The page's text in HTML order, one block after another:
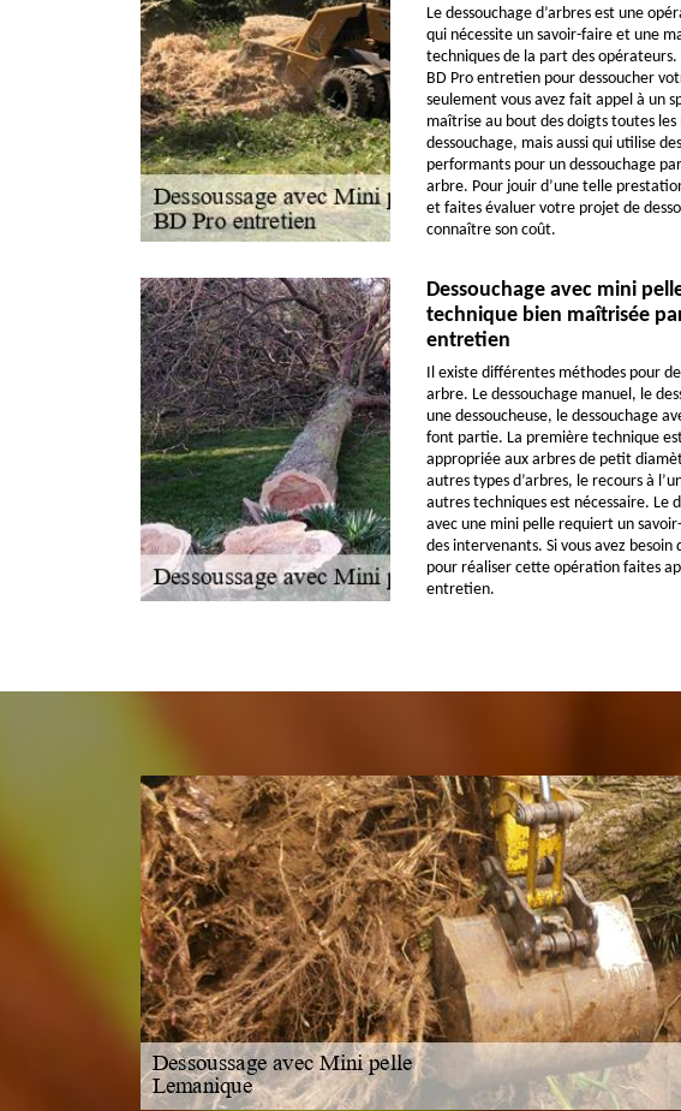
Le dessouchage d’arbres est une
qui nécessite un savoir-faire et une
techniques de la part des opérateurs.
BD Pro entretien pour dessoucher
seulement vous avez fait appel à un
maîtrise au bout des doigts toutes les
dessouchage, mais aussi qui utilise
performants pour un dessouchage
arbre. Pour jouir d’une telle
et faites évaluer votre projet de
connaître son coût.
Dessouchage avec mini
technique bien maîtrisée
entretien
Il existe différentes méthodes pour
arbre. Le dessouchage manuel, le
une dessoucheuse, le dessouchage
font partie. La première technique
appropriée aux arbres de petit
autres types d’arbres, le recours à
autres techniques est nécessaire. Le
avec une mini pelle requiert un
des intervenants. Si vous avez besoin
pour réaliser cette opération faites
entretien.